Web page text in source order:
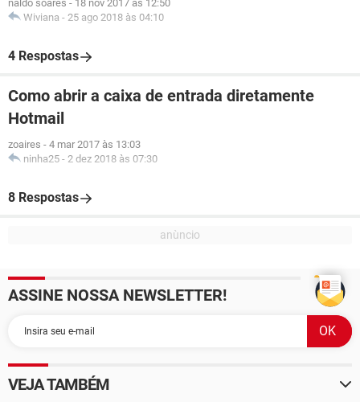
naldo soares - 18 nov 2017 às 12:50
Wiviana - 25 ago 2018 às 04:10
4 Respostas
Como abrir a caixa de entrada diretamente
Hotmail
zoaires - 4 mar 2017 às 13:03
ninha25 - 2 dez 2018 às 07:30
8 Respostas
ASSINE NOSSA NEWSLETTER!
VEJA TAMBÉM